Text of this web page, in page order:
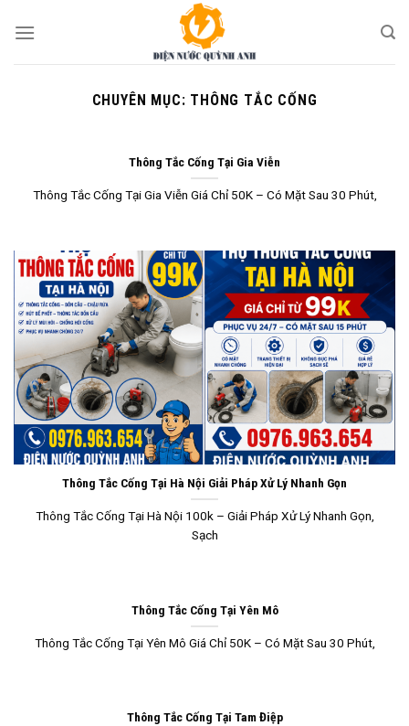
CHUYÊN MỤC: THÔNG TẮC CỐNG
Thông Tắc Cống Tại Gia Viễn
Thông Tắc Cống Tại Gia Viễn Giá Chỉ 50K – Có Mặt Sau 30 Phút,
Thông Tắc Cống Tại Hà Nội Giải Pháp Xử Lý Nhanh Gọn
Thông Tắc Cống Tại Hà Nội 100k – Giải Pháp Xử Lý Nhanh Gọn,
Sạch
Thông Tắc Cống Tại Yên Mô
Thông Tắc Cống Tại Yên Mô Giá Chỉ 50K – Có Mặt Sau 30 Phút,
Thông Tắc Cống Tại Tam Điệp